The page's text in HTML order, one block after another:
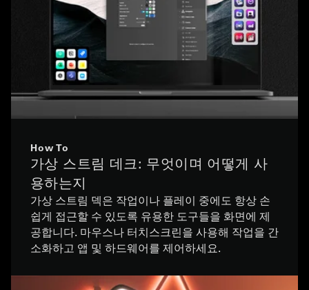
How To
가상 스트림 데크: 무엇이며 어떻게 사
용하는지
가상 스트림 덱은 작업이나 플레이 중에도 항상 손
쉽게 접근할 수 있도록 유용한 도구들을 화면에 제
공합니다. 마우스나 터치스크린을 사용해 작업을 간
소화하고 앱 및 하드웨어를 제어하세요.